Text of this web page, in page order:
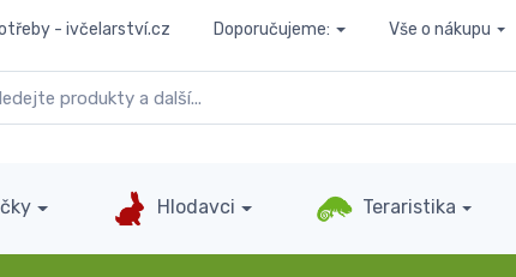
- ivčelarství.cz Doporučujeme: Vše o nákupu
Hlodavci Teraristika